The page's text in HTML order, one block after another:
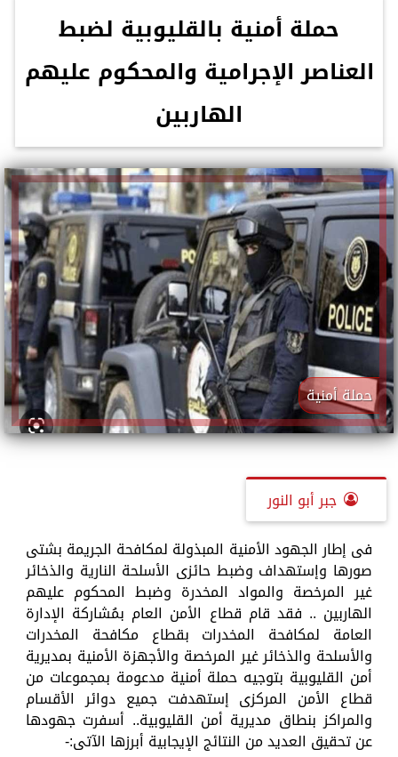
حملة أمنية بالقليوبية لضبط
العناصر الإجرامية والمحكوم عليهم
الهاربين
حملة أمنية
جبر أبو النور
فى إطار الجهود الأمنية المبذولة لمكافحة الجريمة بشتى
صورها وإستهداف وضبط حائزى الأسلحة النارية والذخائر
غير المرخصة والمواد المخدرة وضبط المحكوم عليهم
الهاربين .. فقد قام قطاع الأمن العام بمُشاركة الإدارة
العامة لمكافحة المخدرات بقطاع مكافحة المخدرات
والأسلحة والذخائر غير المرخصة والأجهزة الأمنية بمديرية
أمن القليوبية بتوجيه حملة أمنية مدعومة بمجموعات من
قطاع الأمن المركزى إستهدفت جميع دوائر الأقسام
والمراكز بنطاق مديرية أمن القليوبية.. أسفرت جهودها
عن تحقيق العديد من النتائج الإيجابية أبرزها الآتى:-